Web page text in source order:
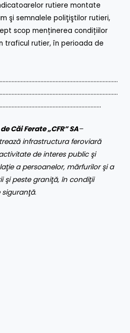
rutiere montate
şi semnalele poliţiştilor rutieri,
scop menținerea condițiilor
traficul rutier, în perioada de
Căi Ferate „CFR” SA–
infrastructura feroviară
de interes public şi
a persoanelor, mărfurilor şi a
şi peste graniţă, în condiţii
siguranţă.